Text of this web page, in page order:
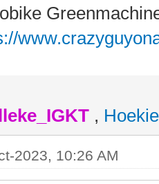
, Hoekie
2023, 10:26 AM